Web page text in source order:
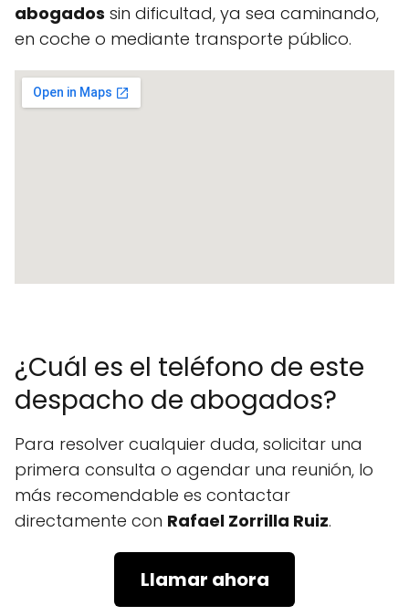
abogados sin dificultad, ya sea caminando,
en coche o mediante transporte público.
¿Cuál es el teléfono de este
despacho de abogados?
Para resolver cualquier duda, solicitar una
primera consulta o agendar una reunión, lo
más recomendable es contactar
directamente con Rafael Zorrilla Ruiz.
Llamar ahora